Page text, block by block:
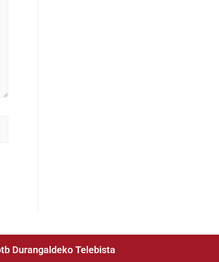
Durangaldeko Telebista